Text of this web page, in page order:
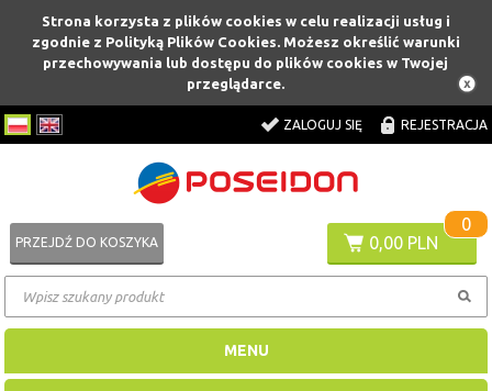
Strona korzysta z plików cookies w celu realizacji usług i
zgodnie z Polityką Plików Cookies. Możesz określić warunki
przechowywania lub dostępu do plików cookies w Twojej
przeglądarce.
ZALOGUJ SIĘ REJESTRACJA
0,00 PLN
0
PRZEJDŹ DO KOSZYKA
MENU